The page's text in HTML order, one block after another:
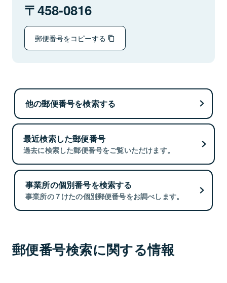
458-0816
郵便番号をコピーする
他の郵便番号を検索する
最近検索した郵便番号
過去に検索した郵便番号をご覧いただけます。
事業所の個別番号を検索する
事業所の７けたの個別郵便番号をお調べします。
郵便番号検索に関する情報